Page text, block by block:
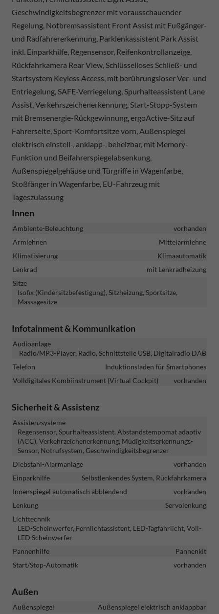
Geschwindigkeitsbegrenzer mit vorausschauender
Regelung, Notbremsassistent Front Assist mit Fußgänger-
und Radfahrererkennung, Parklenkassistent Park Assist
inkl. Einparkhilfe, Regensensor, Reifenkontrollanzeige,
Rückfahrkamera Rear View, Schlüsselloses Schließ- und
Startsystem Keyless Access, mit berührungsloser Ver- und
Entriegelung, SAFE-Verriegelung, Spurhalteassistent Lane
Assist, Verkehrszeichenerkennung, Start-Stopp-System
mit Bremsenergie-Rückgewinnung, ergoActive-Sitz auf
Fahrerseite, Sport-Komfortsitze vorn, Außenspiegel
elektrisch einstell-, anklapp-, beheizbar, mit Memory-
Funktion und Beifahrerspiegelabsenkung,
Außenspiegelgehäuse und Türgriffe in Wagenfarbe,
Stoßfänger in Wagenfarbe, EU-Fahrzeug mit
Tageszulassung
Innen
Ambiente-Beleuchtung
vorhanden
Armlehnen
Mittelarmlehne
Klimatisierung
Klimaautomatik
Lenkrad
mit Lenkradheizung
Sitze
Isofix (Kindersitzbefestigung), Sitzheizung, Sportsitze,
Massagesitze
Infotainment & Kommunikation
Audioanlage
Radio/MP3-Player, Radio, Schnittstelle USB, Digitalradio DAB
Telefon
Induktionsladen für Smartphones
Volldigitales Kombiinstrument (Virtual Cockpit)
vorhanden
Sicherheit & Assistenz
Assistenzsysteme
Regensensor, Spurhalteassistent, Abstandstempomat adaptiv
(ACC), Verkehrzeichenerkennung, Müdigkeitserkennungs-
Sensor, Notrufsystem, Geschwindigkeitsbegrenzer
Diebstahl-Alarmanlage
vorhanden
Einparkhilfe
Selbstlenkendes System, Rückfahrkamera
Innenspiegel automatisch abblendend
vorhanden
Lenkung
Servolenkung
Lichttechnik
LED-Scheinwerfer, Fernlichtassistent, LED-Tagfahrlicht, Voll-
LED Scheinwerfer
Pannenhilfe
Pannenkit
Start/Stop-Automatik
vorhanden
Außen
Außenspiegel Außenspiegel elektrisch anklappbar